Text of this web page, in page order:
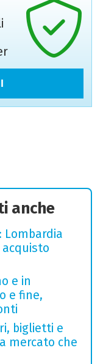
anche
Lombardia
e in
e fine,
biglietti e
mercato che